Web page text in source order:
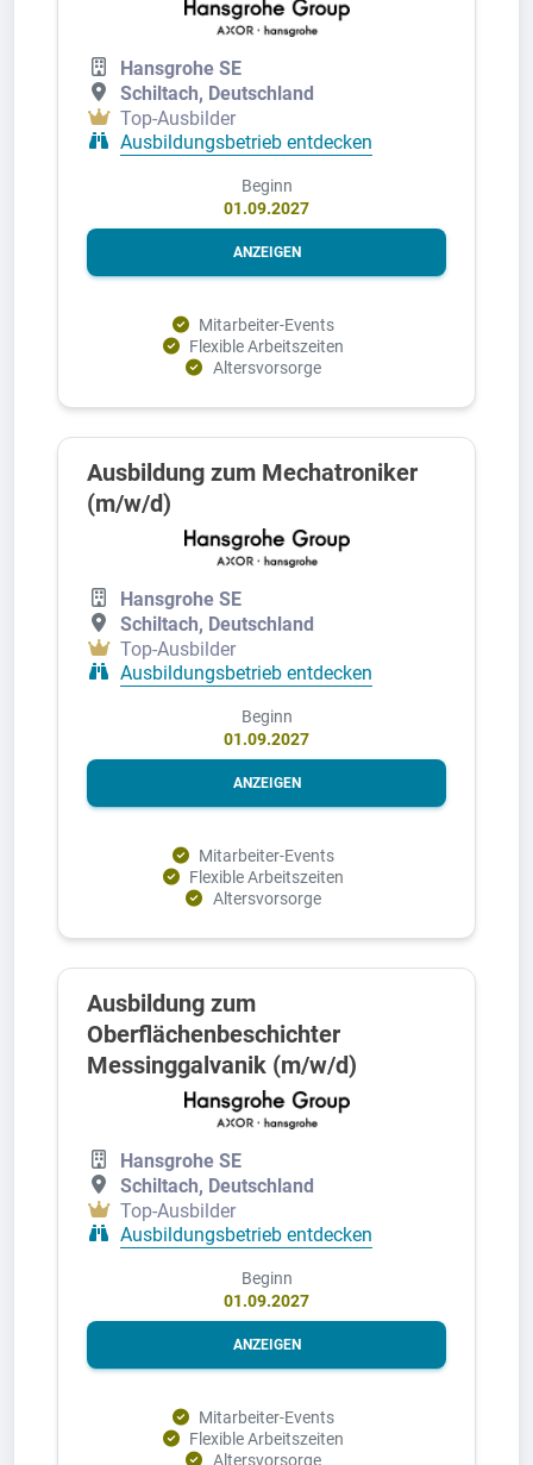
Hansgrohe SE
Schiltach, Deutschland
Top-Ausbilder
Ausbildungsbetrieb entdecken
Beginn
01.09.2027
ANZEIGEN
Mitarbeiter-Events
Flexible Arbeitszeiten
Altersvorsorge
Ausbildung zum Mechatroniker
(m/w/d)
Hansgrohe SE
Schiltach, Deutschland
Top-Ausbilder
Ausbildungsbetrieb entdecken
Beginn
01.09.2027
ANZEIGEN
Mitarbeiter-Events
Flexible Arbeitszeiten
Altersvorsorge
Ausbildung zum
Oberflächenbeschichter
Messinggalvanik (m/w/d)
Hansgrohe SE
Schiltach, Deutschland
Top-Ausbilder
Ausbildungsbetrieb entdecken
Beginn
01.09.2027
ANZEIGEN
Mitarbeiter-Events
Flexible Arbeitszeiten
Altersvorsorge